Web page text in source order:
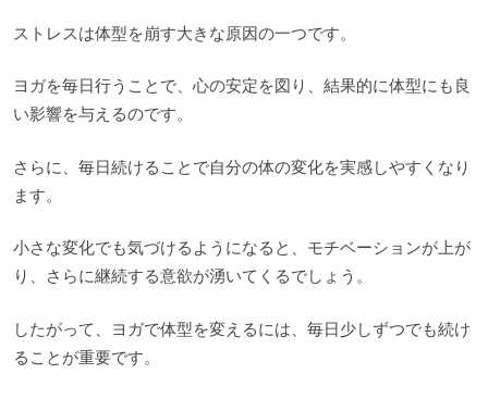
ストレスは体型を崩す大きな原因の一つです。
ヨガを毎日行うことで、心の安定を図り、結果的に体型にも良
い影響を与えるのです。
さらに、毎日続けることで自分の体の変化を実感しやすくなり
ます。
小さな変化でも気づけるようになると、モチベーションが上が
り、さらに継続する意欲が湧いてくるでしょう。
したがって、ヨガで体型を変えるには、毎日少しずつでも続け
ることが重要です。